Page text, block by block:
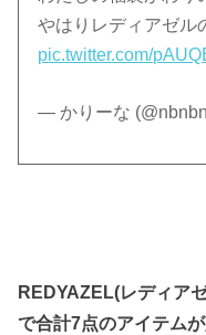
やはりレディアゼ
pic.twitter.com/
— かりーな
REDYAZEL(レディア
で合計7点のアイテム